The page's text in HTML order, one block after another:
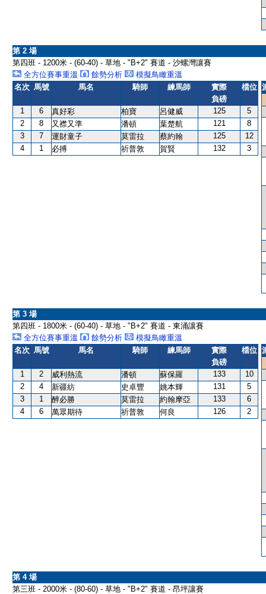
第 2 場
第四班 - 1200米 - (60-40) - 草地 - "B+2" 賽道 - 沙螺灣讓賽
全方位賽事重溫
餘勢分析
模擬鳥瞰重溫
名次 馬號 馬名 騎師 練馬師
實際
負磅
檔位
1 6 真好彩 柏寶 呂健威 125
5
2
8 又襟又準 潘頓 葉楚航 121
8
3
7 運財童子 莫雷拉 蔡約翰 125
12
4
1 必搏 祈普敦 賀賢 132 3
第 3 場
第四班 - 1800米 - (60-40) - 草地 - "B+2" 賽道 - 東涌讓賽
全方位賽事重溫
餘勢分析
模擬鳥瞰重溫
名次 馬號 馬名 騎師 練馬師
實際
負磅
檔位
1 2 威利熱流 潘頓 蘇保羅 133
10
2
4 新疆紡 史卓豐 姚本輝 131
5
3
1 醉必勝 莫雷拉 約翰摩亞 133
6
4
6 萬眾期待 祈普敦 何良 126 2
第 4 場
第三班 - 2000米 - (80-60) - 草地 - "B+2" 賽道 - 昂坪讓賽